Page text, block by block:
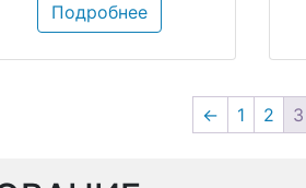
Подробнее
← 1 2 3